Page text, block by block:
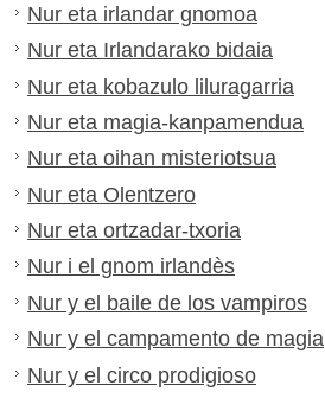
Nur eta irlandar gnomoa
Nur eta Irlandarako bidaia
Nur eta kobazulo liluragarria
Nur eta magia-kanpamendua
Nur eta oihan misteriotsua
Nur eta Olentzero
Nur eta ortzadar-txoria
Nur i el gnom irlandès
Nur y el baile de los vampiros
Nur y el campamento de magia
Nur y el circo prodigioso